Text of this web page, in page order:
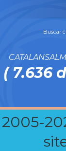
Buscar
( 7.636
2005-